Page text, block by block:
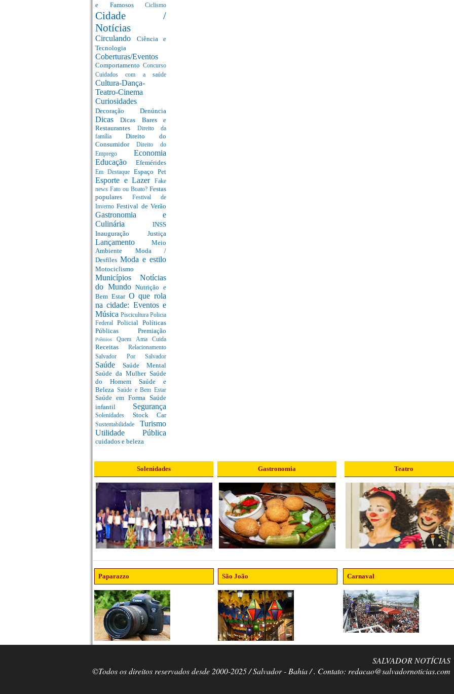
e Famosos Ciclismo
Cidade /
Notícias
Circulando Ciência e
Tecnologia
Coberturas/Eventos
Comportamento Concurso
Cuidados com a saúde
Cultura-Dança-
Teatro-Cinema
Curiosidades
Decoração Denúncia
DicasDicas Bares e
Restaurantes
Direito da
família Direito do
Consumidor Direito do
Emprego Economia
Educação Efemérides
Em Destaque Espaço Pet
Esporte e Lazer
Fake
news Fato ou Boato? Festas
populares
Festival de
InvernoFestival de Verão
Gastronomia e
Culinária INSS
Inauguração Justiça
Lançamento Meio
Ambiente Moda /
Desfiles Moda e estilo
Motociclismo
Municípios Notícias
do MundoNutrição e
Bem Estar O que rola
na cidade: Eventos e
Música Piscicultura Policia
Federal Policial Políticas
Públicas Premiação
PrêmiosQuem Ama Cuida
Receitas Relacionamento
Salvador Por Salvador
Saúde Saúde Mental
Saúde da Mulher Saúde
do Homem Saúde e
Beleza Saúde e Bem Estar
Saúde em Forma Saúde
infantil Segurança
Solenidades Stock Car
Sustentabilidade Turismo
Utilidade Pública
cuidados e beleza
Solenidades Gastronomia Teatro
Paparazzo São João Carnaval
SALVADOR NOTÍCIAS
©Todos os direitos reservados desde 2000-2025 / Salvador - Bahia / . Contato: redacao@salvadornoticias.com